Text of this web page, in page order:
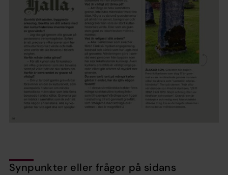
Synpunkter eller frågor på sidans